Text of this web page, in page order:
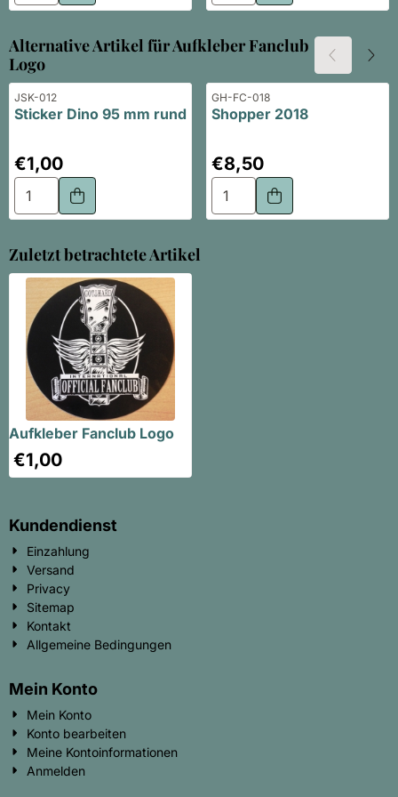
Alternative Artikel fürAufkleber Fanclub
Logo
Artikelnummer
JSK-012
Sticker Dino 95 mm rund
Preis: 1,00
€1,00
Anzahl wählen für Sticker Dino 95 mm rund
Artikelnummer
GH-FC-018
Shopper 2018
Preis: 8,50
€8,50
Anzahl wählen für Shopper
Zuletzt betrachtete Artikel
Aufkleber Fanclub Logo
€1,00
Kundendienst
Einzahlung
Versand
Privacy
Sitemap
Kontakt
Allgemeine Bedingungen
Mein Konto
Mein Konto
Konto bearbeiten
Meine Kontoinformationen
Anmelden